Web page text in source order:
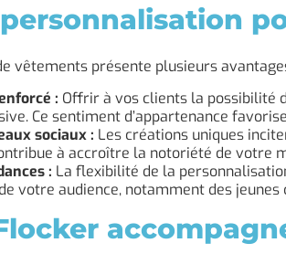
vêtements présente plusieurs
: Offrir à vos clients la possibilité
Ce sentiment d’appartenance
sociaux : Les créations uniques
à accroître la notoriété de votre
: La flexibilité de la
votre audience, notamment des